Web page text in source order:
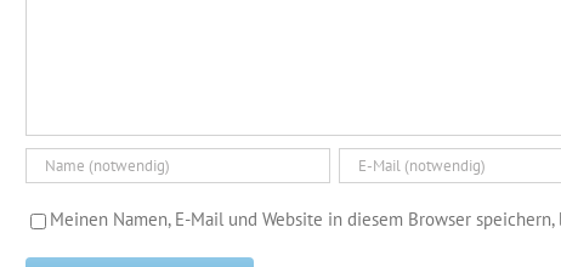
Meinen Namen, E-Mail und Website in diesem Browser